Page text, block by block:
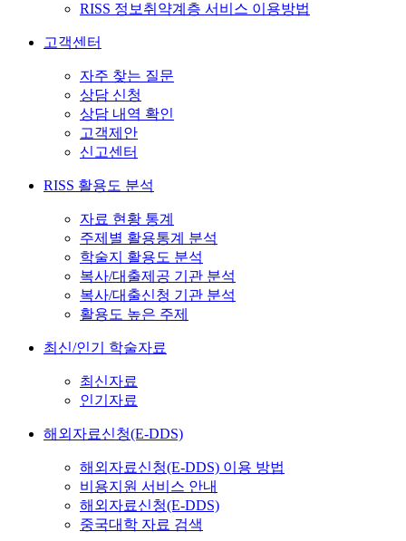
RISS 정보취약계층 서비스 이용방법
고객센터
자주 찾는 질문
상담 신청
상담 내역 확인
고객제안
신고센터
RISS 활용도 분석
자료 현황 통계
주제별 활용통계 분석
학술지 활용도 분석
복사/대출제공 기관 분석
복사/대출신청 기관 분석
활용도 높은 주제
최신/인기 학술자료
최신자료
인기자료
해외자료신청(E-DDS)
해외자료신청(E-DDS) 이용 방법
비용지원 서비스 안내
해외자료신청(E-DDS)
중국대학 자료 검색